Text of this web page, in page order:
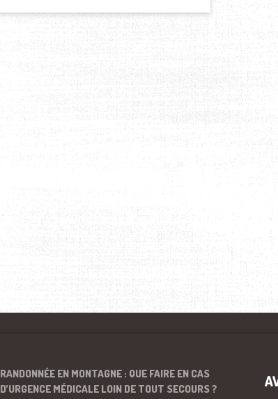
RANDONNÉE EN MONTAGNE : QUE FAIRE EN CAS
D’URGENCE MÉDICALE LOIN DE TOUT SECOURS ?